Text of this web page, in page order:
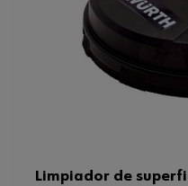
Limpiador de